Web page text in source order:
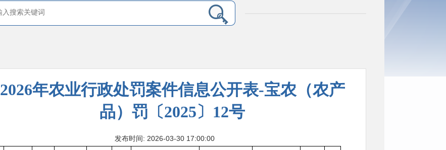
2026年农业行政处罚案件信息公开表-宝农（农产
品）罚〔2025〕12号
发布时间: 2026-03-30 17:00:00